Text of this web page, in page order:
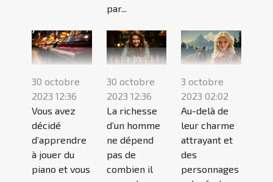
par...
30 octobre
2023 12:36
Vous avez
décidé
d’apprendre
à jouer du
piano et vous
30 octobre
2023 12:36
La richesse
d’un homme
ne dépend
pas de
combien il
3 octobre
2023 02:02
Au-delà de
leur charme
attrayant et
des
personnages